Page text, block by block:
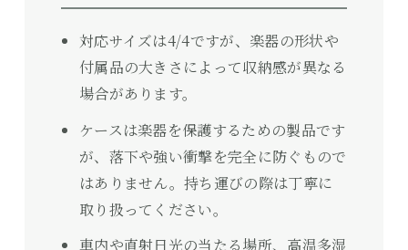
対応サイズは4/4ですが、楽器の形状や
付属品の大きさによって収納感が異なる
場合があります。
ケースは楽器を保護するための製品です
が、落下や強い衝撃を完全に防ぐもので
はありません。持ち運びの際は丁寧に
取り扱ってください。
車内や直射日光の当たる場所、高温多湿